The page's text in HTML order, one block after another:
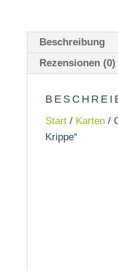
Beschreibung
Rezensionen (0)
Start/ Karten/
Krippe“